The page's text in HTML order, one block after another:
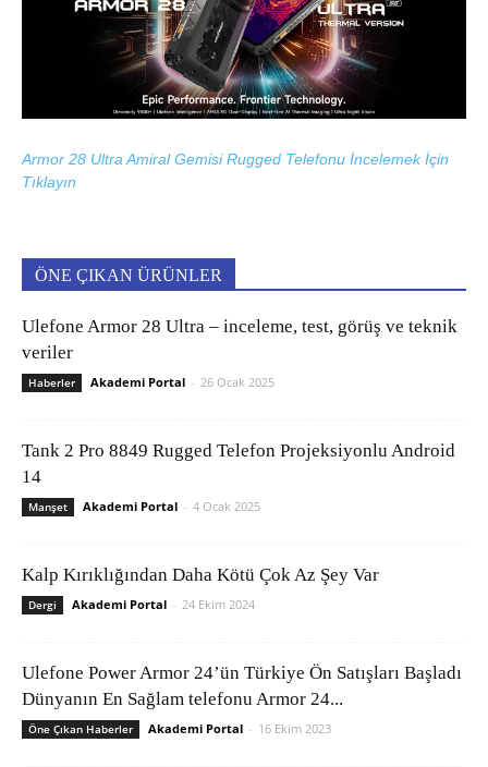
Armor 28 Ultra Amiral Gemisi Rugged Telefonu İncelemek İçin
Tıklayın
ÖNE ÇIKAN ÜRÜNLER
Ulefone Armor 28 Ultra – inceleme, test, görüş ve teknik
veriler
Haberler Akademi Portal - 26 Ocak 2025
Tank 2 Pro 8849 Rugged Telefon Projeksiyonlu Android
14
Manşet Akademi Portal - 4 Ocak 2025
Kalp Kırıklığından Daha Kötü Çok Az Şey Var
Dergi Akademi Portal - 24 Ekim 2024
Ulefone Power Armor 24’ün Türkiye Ön Satışları Başladı
Dünyanın En Sağlam telefonu Armor 24...
Öne Çıkan Haberler Akademi Portal - 16 Ekim 2023